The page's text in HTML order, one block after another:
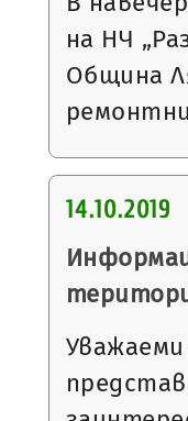
на НЧ
Община
14.10.2019